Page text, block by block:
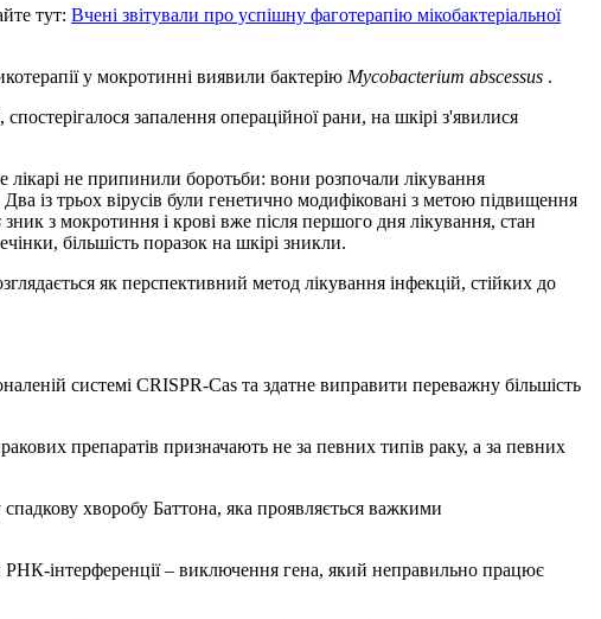
тут: Вчені звітували про успішну фаготерапію мікобактеріальної
у мокротинні виявили бактерію Mycobacterium abscessus .
запалення операційної рани, на шкірі з'явилися
не припинили боротьби: вони розпочали лікування
із трьох вірусів були генетично модифіковані з метою підвищення
зник з мокротиння і крові вже після першого дня лікування, стан
більшість поразок на шкірі зникли.
як перспективний метод лікування інфекцій, стійких до
системі CRISPR-Cas та здатне виправити переважну більшість
препаратів призначають не за певних типів раку, а за певних
хворобу Баттона, яка проявляється важкими
РНК-інтерференції – виключення гена, який неправильно працює